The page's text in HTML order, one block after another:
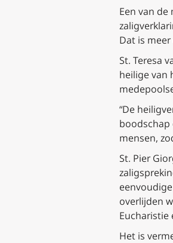
Een van
Dat is
St. Teresa
heilige van
“De
boodschap
mensen,
St. Pier
overlijden
Eucharistie
Het is